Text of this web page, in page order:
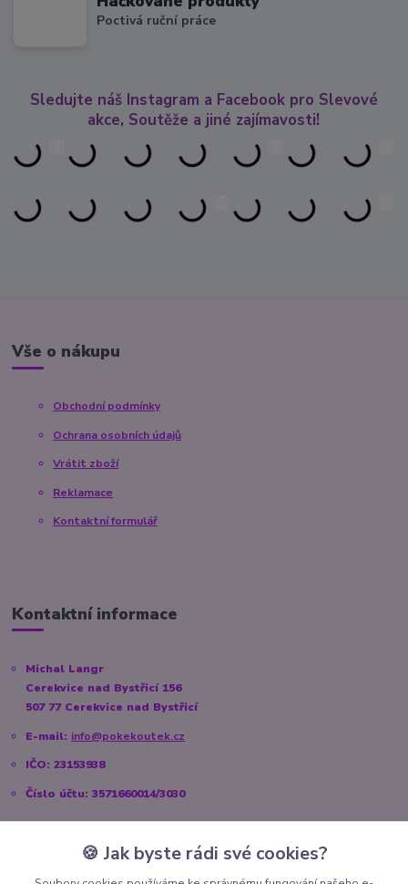
Poctivá ruční práce
Sledujte náš Instagram a Facebook pro Slevové
akce, Soutěže a jiné zajímavosti!
Vše o nákupu
Obchodní podmínky
Ochrana osobních údajů
Vrátit zboží
Reklamace
Kontaktní formulář
Kontaktní informace
Michal Langr
Cerekvice nad Bystřicí 156
507 77 Cerekvice nad Bystřicí
E-mail: info@pokekoutek.cz
IČO: 23153938
Číslo účtu: 3571660014/3030
Sociální sítě🍪 Jak byste rádi své cookies?